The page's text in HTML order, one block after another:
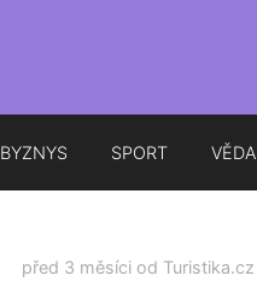
BYZNYS SPORT VĚDA
před 3 měsíci od Turistika.cz